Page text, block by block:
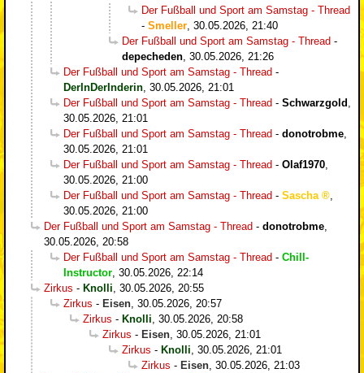
Der Fußball und Sport am Samstag - Thread
- Smeller 30.05.2026, 21:40
Der Fußball und Sport am Samstag - Thread -
depecheden 30.05.2026, 21:26
Der Fußball und Sport am Samstag - Thread -
DerInDerInderin 30.05.2026, 21:01
Der Fußball und Sport am Samstag - Thread - Schwarzgold
30.05.2026, 21:01
Der Fußball und Sport am Samstag - Thread - donotrobme
30.05.2026, 21:01
Der Fußball und Sport am Samstag - Thread - Olaf1970
30.05.2026, 21:00
Der Fußball und Sport am Samstag - Thread - Sascha
30.05.2026, 21:00
Der Fußball und Sport am Samstag - Thread - donotrobme
30.05.2026, 20:58
Der Fußball und Sport am Samstag - Thread - Chill-
Instructor 30.05.2026, 22:14
Zirkus - Knolli 30.05.2026, 20:55
Zirkus - Eisen 30.05.2026, 20:57
Zirkus - Knolli 30.05.2026, 20:58
Zirkus - Eisen 30.05.2026, 21:01
Zirkus - Knolli 30.05.2026, 21:01
Zirkus - Eisen 30.05.2026, 21:03